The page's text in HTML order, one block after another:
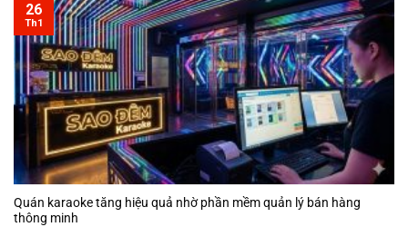
Quán karaoke tăng hiệu quả nhờ phần mềm quản lý bán hàng
thông minh
26
Th1